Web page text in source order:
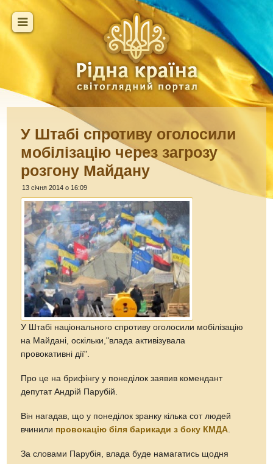
У Штабі спротиву оголосили
мобілізацію через загрозу
розгону Майдану
13 січня 2014 о 16:09
У Штабі національного спротиву оголосили мобілізацію
на Майдані, оскільки,"влада активізувала
провокативні дії".
Про це на брифінгу у понеділок заявив комендант
депутат Андрій Парубій.
Він нагадав, що у понеділок зранку кілька сот людей
вчинили провокацію біля барикади з боку КМДА
За словами Парубія, влада буде намагатись щодня